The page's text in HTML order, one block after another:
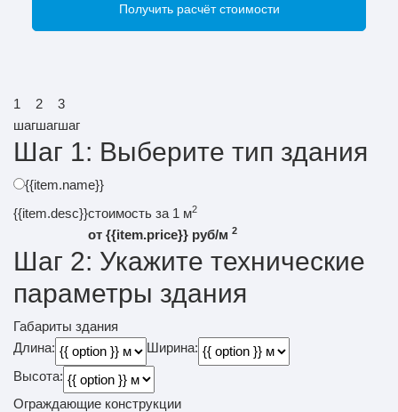
Получить расчёт стоимости
1
шаг
2
шаг
3
шаг
Шаг 1: Выберите тип здания
{{item.name}}
{{item.desc}}стоимость за 1 м2
от {{item.price}} руб/м 2
Шаг 2: Укажите технические
параметры здания
Габариты здания
Длина:
Ширина:
Высота:
Ограждающие конструкции